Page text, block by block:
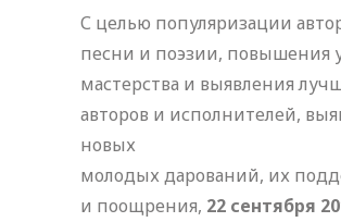
С целью популяризации
песни и поэзии, повышения
мастерства и выявления
авторов и исполнителей,
новых
молодых дарований, их
и поощрения, 22 сентября